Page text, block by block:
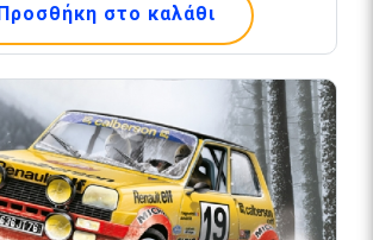
στο καλάθι